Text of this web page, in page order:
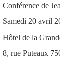
Conférence de
Samedi 20 avril
Hôtel de la
8, rue Puteaux